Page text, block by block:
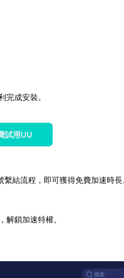
完成安裝。
試用UU
結流程，即可獲得免費加速時
鎖加速特權。